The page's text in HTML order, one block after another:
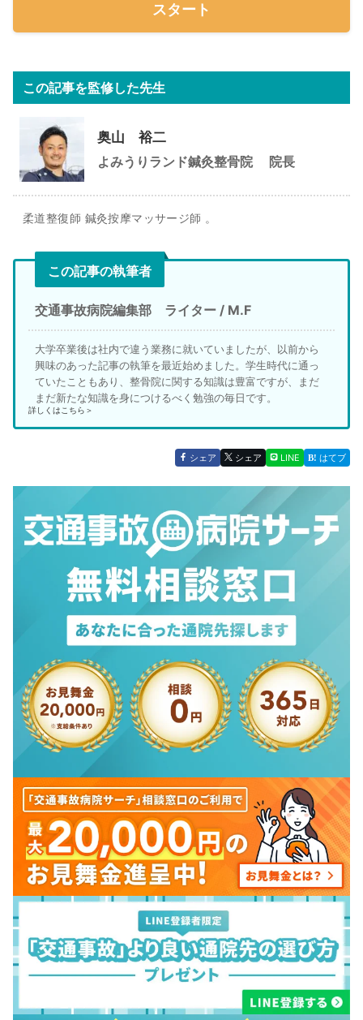
スタート
この記事を監修した先生
奥山 裕二
よみうりランド鍼灸整骨院
院長
柔道整復師 鍼灸按摩マッサージ師 。
この記事の執筆者
交通事故病院編集部 ライター / M.F
大学卒業後は社内で違う業務に就いていましたが、以前から
興味のあった記事の執筆を最近始めました。学生時代に通っ
ていたこともあり、整骨院に関する知識は豊富ですが、まだ
まだ新たな知識を身につけるべく勉強の毎日です。
詳しくはこちら＞
シェア シェア LINE はてブ